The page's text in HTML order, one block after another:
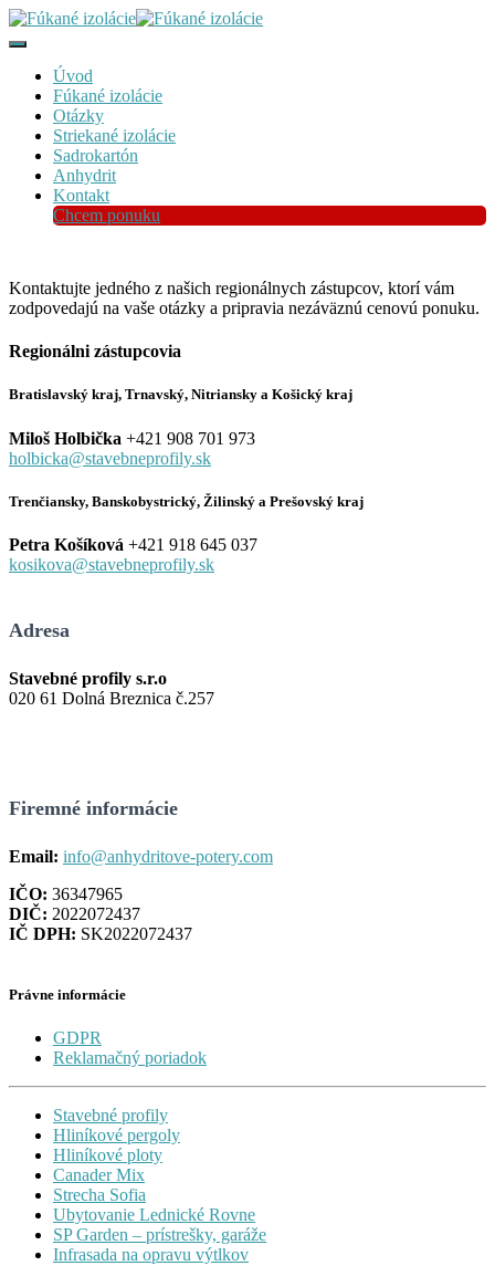
Toggle
Navigation
Úvod
Fúkané izolácie
Otázky
Striekané izolácie
Sadrokartón
Anhydrit
Kontakt
Chcem ponuku
Kontaktujte jedného z našich regionálnych zástupcov, ktorí vám
zodpovedajú na vaše otázky a pripravia nezáväznú cenovú ponuku.
Regionálni zástupcovia
Bratislavský kraj, Trnavský, Nitriansky a Košický kraj
Miloš Holbička +421 908 701 973
holbicka@stavebneprofily.sk
Trenčiansky, Banskobystrický, Žilinský a Prešovský kraj
Petra Košíková +421 918 645 037
kosikova@stavebneprofily.sk
Adresa
Stavebné profily s.r.o
020 61 Dolná Breznica č.257
Firemné informácie
Email: info@anhydritove-potery.com
IČO: 36347965
DIČ: 2022072437
IČ DPH: SK2022072437
Právne informácie
GDPR
Reklamačný poriadok
Stavebné profily
Hliníkové pergoly
Hliníkové ploty
Canader Mix
Strecha Sofia
Ubytovanie Lednické Rovne
SP Garden – prístrešky, garáže
Infrasada na opravu výtlkov